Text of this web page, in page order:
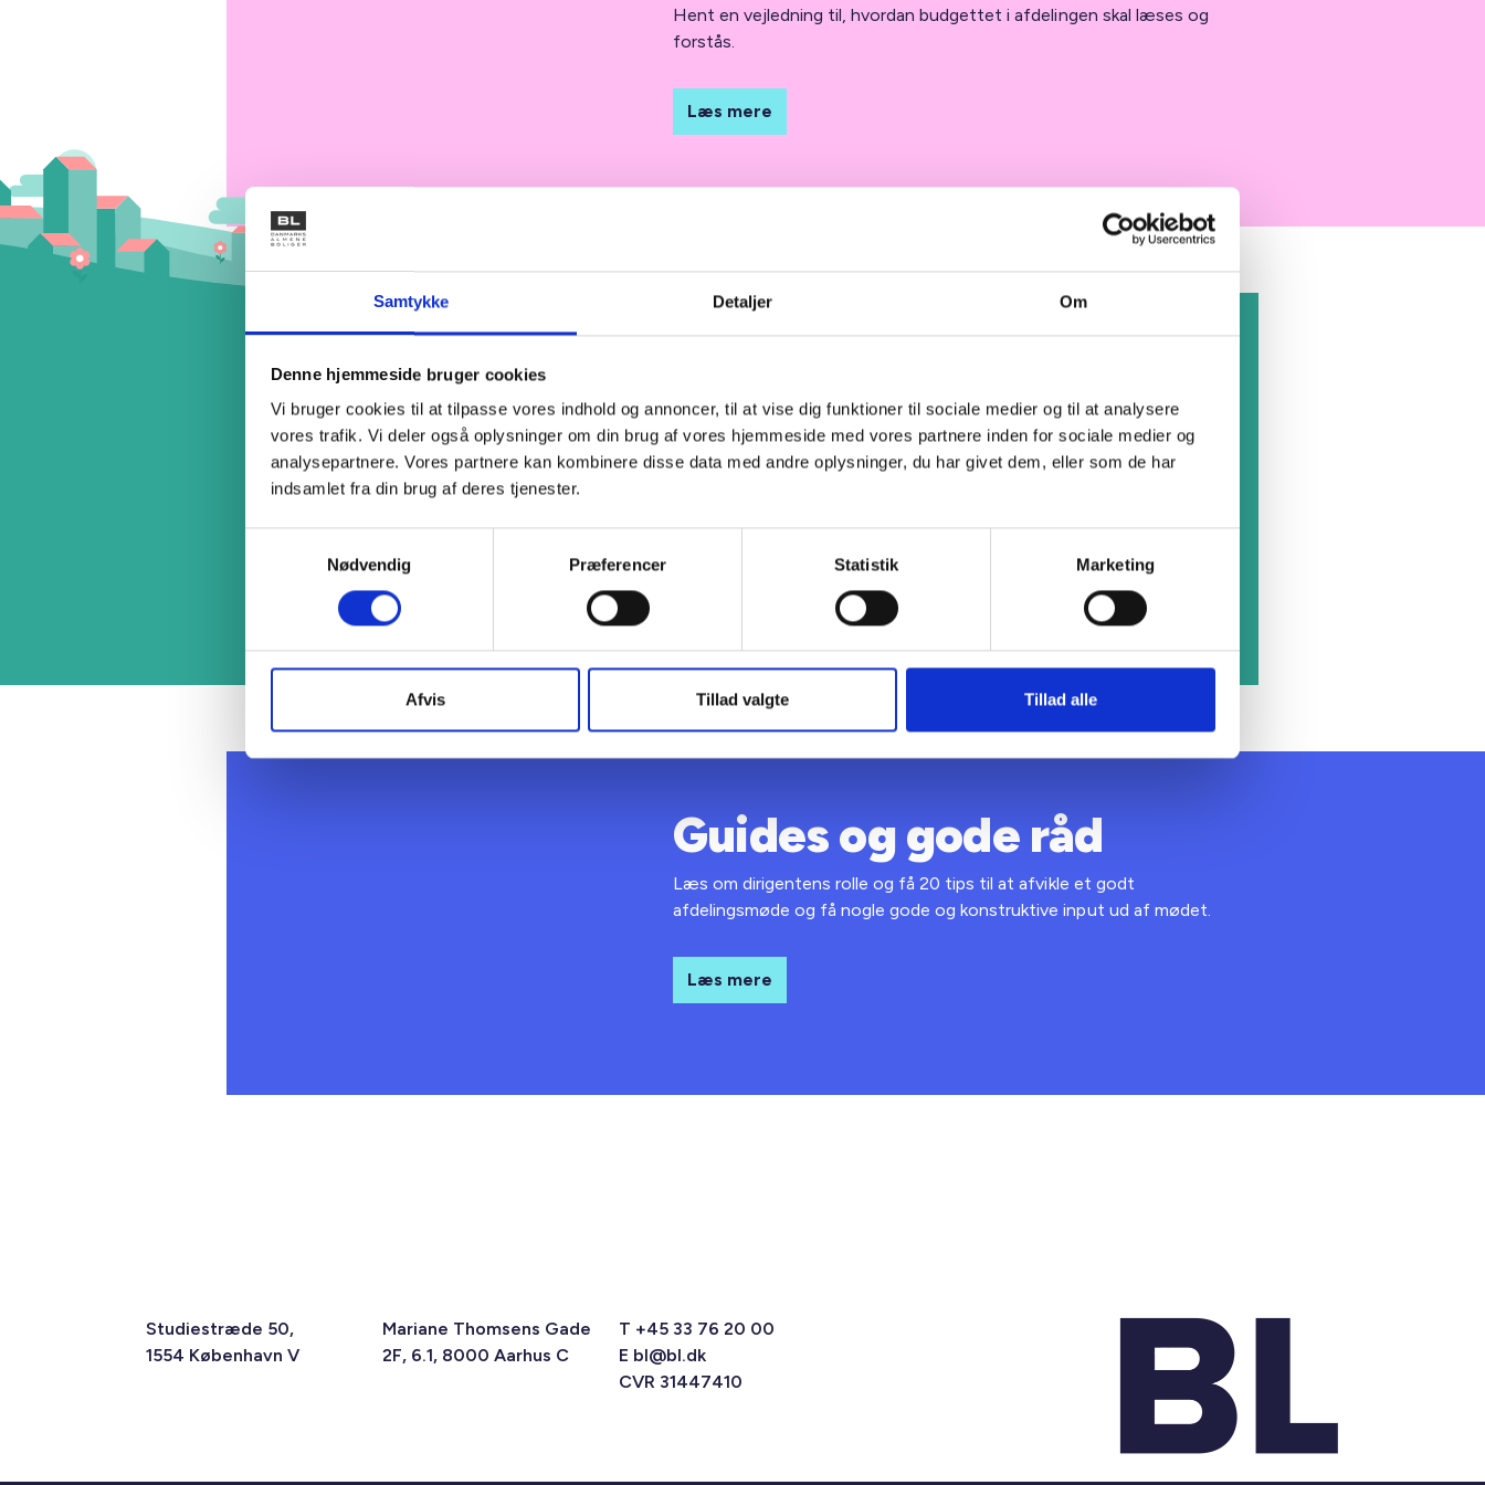
Samtykke Detaljer Om
Denne hjemmeside bruger cookies
Vi bruger cookies til at tilpasse vores indhold og annoncer, til at vise dig funktioner til sociale medier og til at analysere
vores trafik. Vi deler også oplysninger om din brug af vores hjemmeside med vores partnere inden for sociale medier og
analysepartnere. Vores partnere kan kombinere disse data med andre oplysninger, du har givet dem, eller som de har
indsamlet fra din brug af deres tjenester.
Nødvendig
Præferencer Statistik Marketing
Afvis Tillad valgte Tillad alle
Hent en vejledning til, hvordan budgettet i afdelingen skal læses og
forstås.
Læs mere
Forretningsorden for
afdelingsmødet
Hent et forslag til, hvordan en forretningsorden for
afdelingsbestyrelsen kan se ud.
Læs mere
Guides og gode råd
Læs om dirigentens rolle og få 20 tips til at afvikle et godt
afdelingsmøde og få nogle gode og konstruktive input ud af mødet.
Læs mere
Studiestræde 50,
1554 København V
Mariane Thomsens Gade
2F, 6.1, 8000 Aarhus C
T +45 33 76 20 00
E bl@bl.dk
CVR 31447410